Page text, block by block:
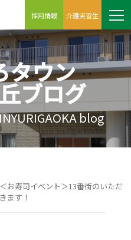
採用情報 介護実習生
タウン
ブログ
blog
＜お寿司イベント＞13番街のいただ
きます！